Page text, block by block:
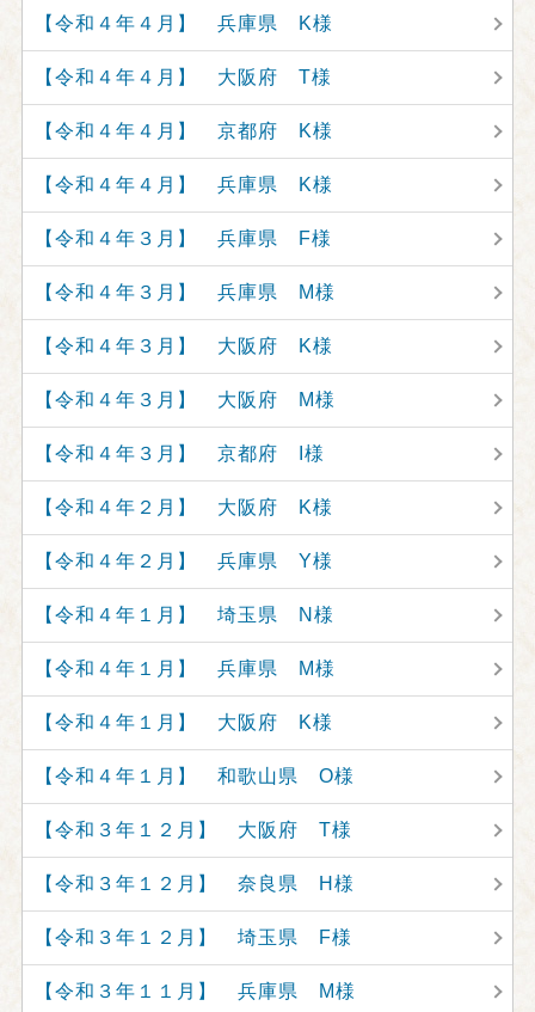
【令和４年４月】 兵庫県 K様
【令和４年４月】 大阪府 T様
【令和４年４月】 京都府 K様
【令和４年４月】 兵庫県 K様
【令和４年３月】 兵庫県 F様
【令和４年３月】 兵庫県 M様
【令和４年３月】 大阪府 K様
【令和４年３月】 大阪府 M様
【令和４年３月】 京都府 I様
【令和４年２月】 大阪府 K様
【令和４年２月】 兵庫県 Y様
【令和４年１月】 埼玉県 N様
【令和４年１月】 兵庫県 M様
【令和４年１月】 大阪府 K様
【令和４年１月】 和歌山県 O様
【令和３年１２月】 大阪府 T様
【令和３年１２月】 奈良県 H様
【令和３年１２月】 埼玉県 F様
【令和３年１１月】 兵庫県 M様